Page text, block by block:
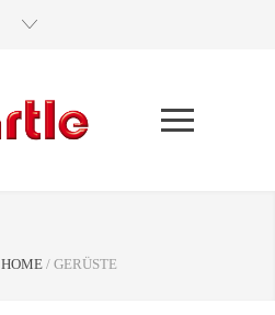
HOME / GERÜSTE